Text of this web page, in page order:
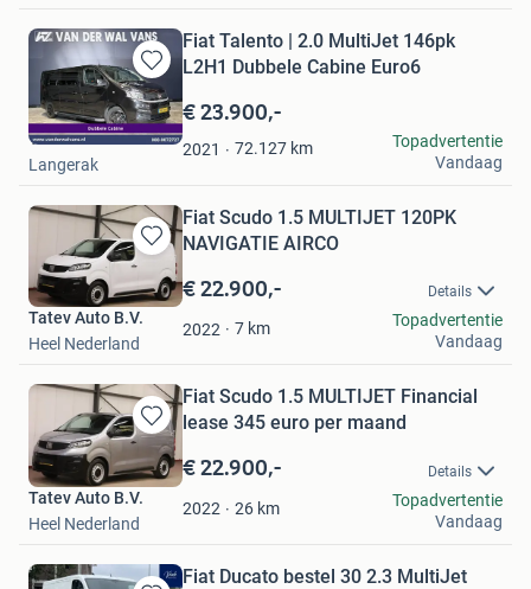
Bewaren
in
Mijn
Favorieten
Fiat Talento | 2.0 MultiJet 146pk
L2H1 Dubbele Cabine Euro6
€ 23.900,-
2021 72.127 km
Van der Wal Vans
Langerak
Topadvertentie
Vandaag
Bewaren
Mijn
Favorieten
Fiat Scudo 1.5 MULTIJET 120PK
NAVIGATIE AIRCO
€ 22.900,- Details
2022 7 km
Tatev Auto B.V.
Heel Nederland
Topadvertentie
Vandaag
Bewaren
in
Mijn
Favorieten
Fiat Scudo 1.5 MULTIJET Financial
lease 345 euro per maand
€ 22.900,- Details
2022 26 km
Tatev Auto B.V.
Heel Nederland
Topadvertentie
Vandaag
Fiat Ducato bestel 30 2.3 MultiJet